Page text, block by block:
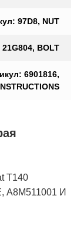
97D8, NUT
BOLT
6901816,
T140
И